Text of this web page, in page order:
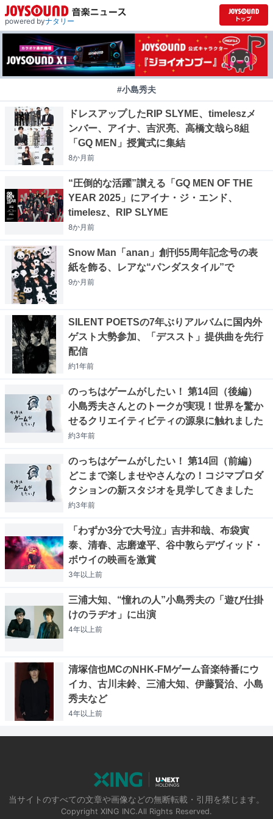
powered byナタリー
#小島秀夫
ドレスアップしたRIP SLYME、timeleszメ
ンバー、アイナ、吉沢亮、高橋文哉ら8組
「GQ MEN」授賞式に集結
8か月前
“圧倒的な活躍”讃える「GQ MEN OF THE
YEAR 2025」にアイナ・ジ・エンド、
timelesz、RIP SLYME
8か月前
Snow Man「anan」創刊55周年記念号の表
紙を飾る、レアな“パンダスタイル”で
9か月前
SILENT POETSの7年ぶりアルバムに国内外
ゲスト大勢参加、「デススト」提供曲を先行
配信
約1年前
のっちはゲームがしたい！ 第14回（後編）
小島秀夫さんとのトークが実現！世界を驚か
せるクリエイティビティの源泉に触れました
約3年前
のっちはゲームがしたい！ 第14回（前編）
どこまで楽しませやさんなの！コジマプロダ
クションの新スタジオを見学してきました
約3年前
「わずか3分で大号泣」吉井和哉、布袋寅
泰、清春、志磨遼平、谷中敦らデヴィッド・
ボウイの映画を激賞
3年以上前
三浦大知、“憧れの人”小島秀夫の「遊び仕掛
けのラヂオ」に出演
4年以上前
清塚信也MCのNHK-FMゲーム音楽特番にウ
イカ、古川未鈴、三浦大知、伊藤賢治、小島
秀夫など
4年以上前
当サイトのすべての文章や画像などの無断転載・引用を禁じます。
Copyright XING INC.All Rights Reserved.